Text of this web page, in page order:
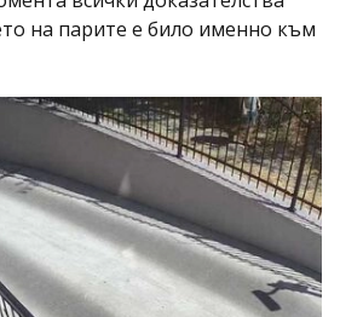
на парите е било именно към